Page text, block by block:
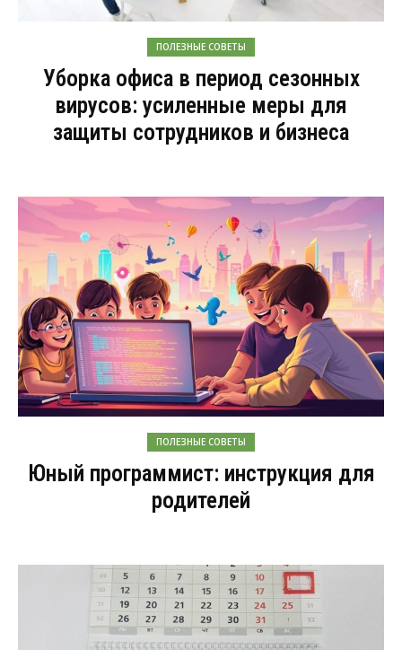
ПОЛЕЗНЫЕ СОВЕТЫ
Уборка офиса в период сезонных
вирусов: усиленные меры для
защиты сотрудников и бизнеса
ПОЛЕЗНЫЕ СОВЕТЫ
Юный программист: инструкция для
родителей